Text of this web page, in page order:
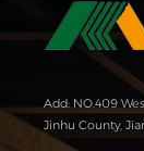
Add: NO.409
Jinhu County,